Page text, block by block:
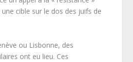
cible sur le dos des juifs de
ou Lisbonne, des
ont eu lieu. Ces